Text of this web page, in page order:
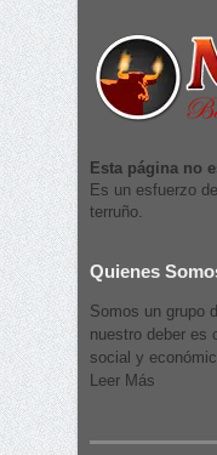
Esta página no
Es un esfuerzo
terruño.
Quienes
Somos un grupo
nuestro deber es
social y
Leer Más